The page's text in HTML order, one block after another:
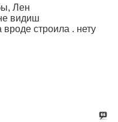
Лен
видиш
строила . нету